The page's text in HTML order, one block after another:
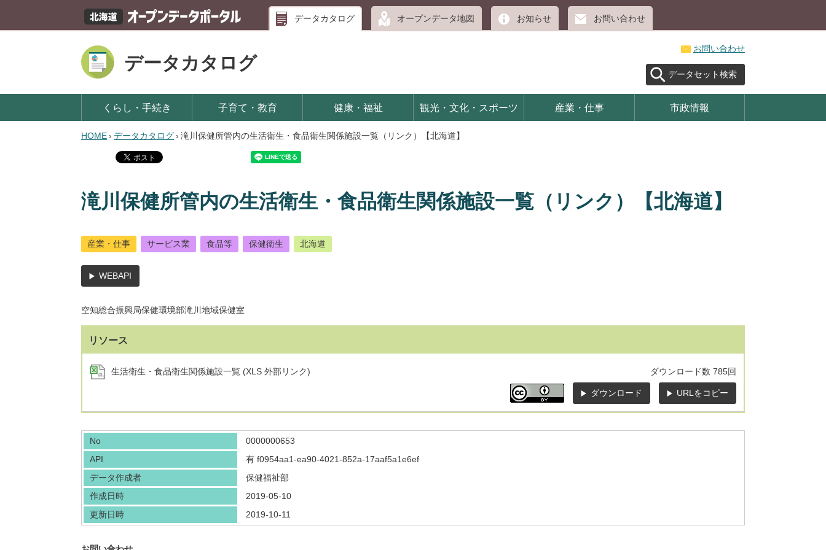
データカタログ オープンデータ地図 お知らせ お問い合わせ
データカタログ
お問い合わせ
データセット検索
くらし・手続き 子育て・教育 健康・福祉 観光・文化・スポーツ 産業・仕事 市政情報
HOME› データカタログ› 滝川保健所管内の生活衛生・食品衛生関係施設一覧（リンク）【北海道】
滝川保健所管内の生活衛生・食品衛生関係施設一覧（リンク）【北海道】
産業・仕事 サービス業 食品等 保健衛生 北海道
WEBAPI
空知総合振興局保健環境部滝川地域保健室
リソース
生活衛生・食品衛生関係施設一覧 (XLS 外部リンク) ダウンロード数 785回
ダウンロード URLをコピー
No
0000000653
API
有 f0954aa1-ea90-4021-852a-17aaf5a1e6ef
データ作成者
保健福祉部
作成日時
2019-05-10
更新日時
2019-10-11